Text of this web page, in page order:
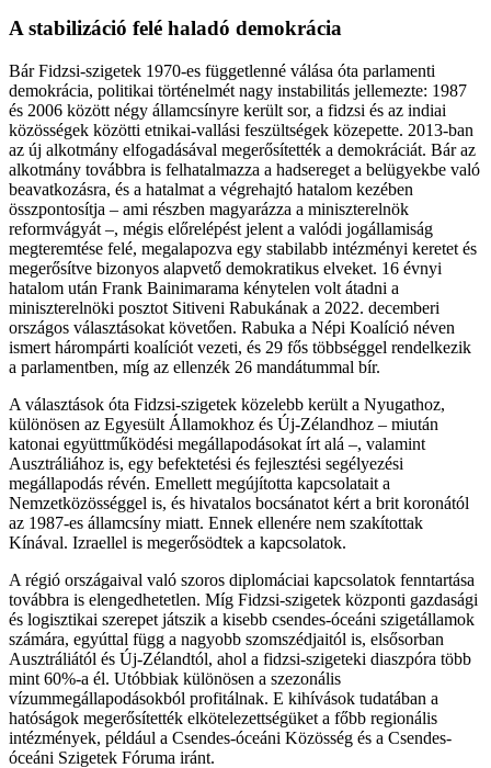
A stabilizáció felé haladó demokrácia
Bár Fidzsi-szigetek 1970-es függetlenné válása óta parlamenti
demokrácia, politikai történelmét nagy instabilitás jellemezte: 1987
és 2006 között négy államcsínyre került sor, a fidzsi és az indiai
közösségek közötti etnikai-vallási feszültségek közepette. 2013-ban
az új alkotmány elfogadásával megerősítették a demokráciát. Bár az
alkotmány továbbra is felhatalmazza a hadsereget a belügyekbe való
beavatkozásra, és a hatalmat a végrehajtó hatalom kezében
összpontosítja – ami részben magyarázza a miniszterelnök
reformvágyát –, mégis előrelépést jelent a valódi jogállamiság
megteremtése felé, megalapozva egy stabilabb intézményi keretet és
megerősítve bizonyos alapvető demokratikus elveket. 16 évnyi
hatalom után Frank Bainimarama kénytelen volt átadni a
miniszterelnöki posztot Sitiveni Rabukának a 2022. decemberi
országos választásokat követően. Rabuka a Népi Koalíció néven
ismert hárompárti koalíciót vezeti, és 29 fős többséggel rendelkezik
a parlamentben, míg az ellenzék 26 mandátummal bír.
A választások óta Fidzsi-szigetek közelebb került a Nyugathoz,
különösen az Egyesült Államokhoz és Új-Zélandhoz – miután
katonai együttműködési megállapodásokat írt alá –, valamint
Ausztráliához is, egy befektetési és fejlesztési segélyezési
megállapodás révén. Emellett megújította kapcsolatait a
Nemzetközösséggel is, és hivatalos bocsánatot kért a brit koronától
az 1987-es államcsíny miatt. Ennek ellenére nem szakítottak
Kínával. Izraellel is megerősödtek a kapcsolatok.
A régió országaival való szoros diplomáciai kapcsolatok fenntartása
továbbra is elengedhetetlen. Míg Fidzsi-szigetek központi gazdasági
és logisztikai szerepet játszik a kisebb csendes-óceáni szigetállamok
számára, egyúttal függ a nagyobb szomszédjaitól is, elsősorban
Ausztráliától és Új-Zélandtól, ahol a fidzsi-szigeteki diaszpóra több
mint 60%-a él. Utóbbiak különösen a szezonális
vízummegállapodásokból profitálnak. E kihívások tudatában a
hatóságok megerősítették elkötelezettségüket a főbb regionális
intézmények, például a Csendes-óceáni Közösség és a Csendes-
óceáni Szigetek Fóruma iránt.